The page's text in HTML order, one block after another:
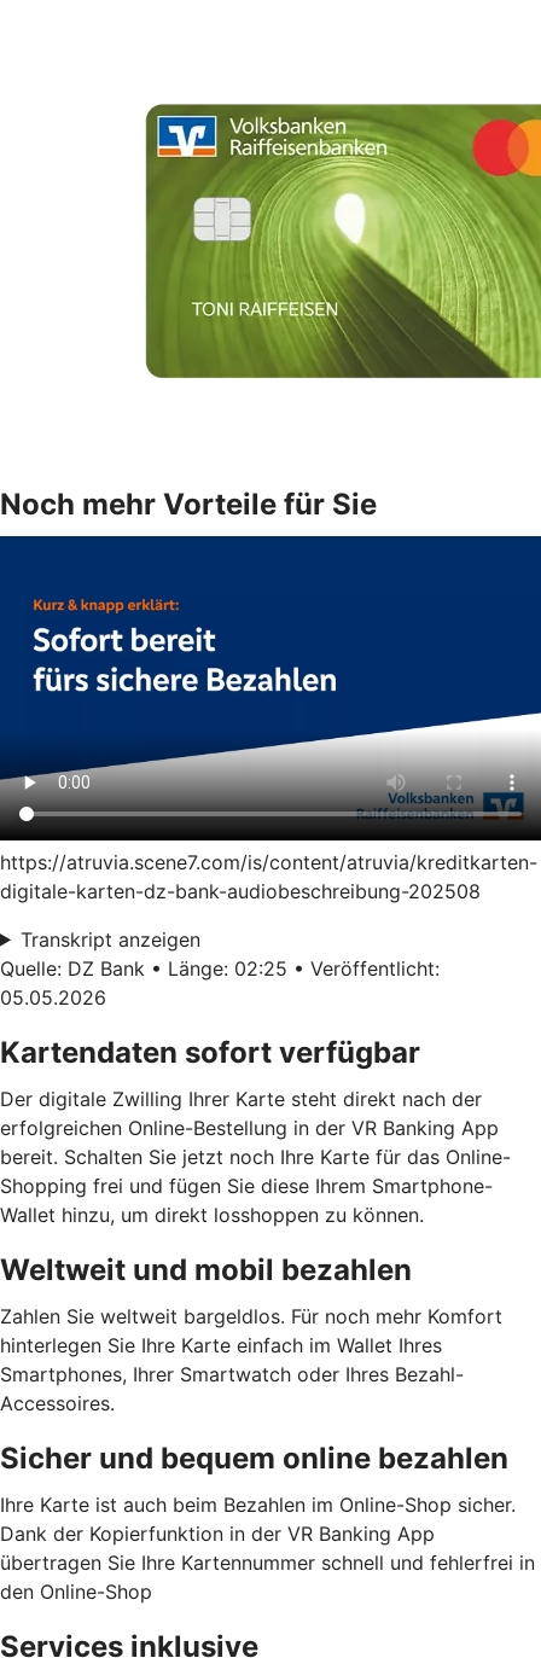
Noch mehr Vorteile für Sie
https://atruvia.scene7.com/is/content/atruvia/kreditkarten-
digitale-karten-dz-bank-audiobeschreibung-202508
Transkript anzeigen
Quelle: DZ Bank • Länge: 02:25 • Veröffentlicht:
05.05.2026
Kartendaten sofort verfügbar
Der digitale Zwilling Ihrer Karte steht direkt nach der
erfolgreichen Online-Bestellung in der VR Banking App
bereit. Schalten Sie jetzt noch Ihre Karte für das Online-
Shopping frei und fügen Sie diese Ihrem Smartphone-
Wallet hinzu, um direkt losshoppen zu können.
Weltweit und mobil bezahlen
Zahlen Sie weltweit bargeldlos. Für noch mehr Komfort
hinterlegen Sie Ihre Karte einfach im Wallet Ihres
Smartphones, Ihrer Smartwatch oder Ihres Bezahl-
Accessoires.
Sicher und bequem online bezahlen
Ihre Karte ist auch beim Bezahlen im Online-Shop sicher.
Dank der Kopierfunktion in der VR Banking App
übertragen Sie Ihre Kartennummer schnell und fehlerfrei in
den Online-Shop
Services inklusive